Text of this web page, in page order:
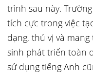
trình sau này.
tích cực trong việc
dạng, thú vị và
sinh phát triển toàn
sử dụng tiếng Anh